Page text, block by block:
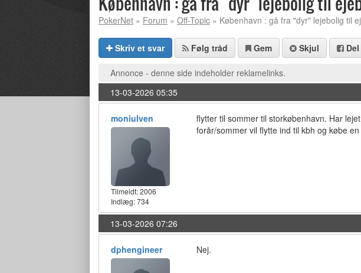
PokerNet » Forum » Off-Topic » København : gå fra "dyr" lejebolig til
Skriv et svar Følg tråd Gem Skjul Del
Annonce - denne side indeholder reklamelinks.
13-03-2026 05:35
moniulven
Tilmeldt:2006
Indlæg: 734
flytter til sommer til storkøbenhavn. Har
forår/sommer vil flytte ind til kbh og købe
13-03-2026 07:26
dphengineer Nej.